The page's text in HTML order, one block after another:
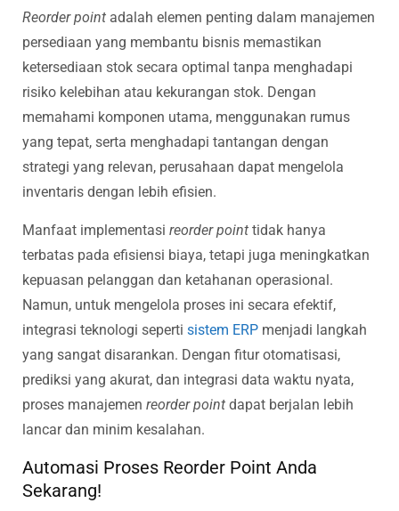
Reorder point adalah elemen penting dalam manajemen
persediaan yang membantu bisnis memastikan
ketersediaan stok secara optimal tanpa menghadapi
risiko kelebihan atau kekurangan stok. Dengan
memahami komponen utama, menggunakan rumus
yang tepat, serta menghadapi tantangan dengan
strategi yang relevan, perusahaan dapat mengelola
inventaris dengan lebih efisien.
Manfaat implementasi reorder point tidak hanya
terbatas pada efisiensi biaya, tetapi juga meningkatkan
kepuasan pelanggan dan ketahanan operasional.
Namun, untuk mengelola proses ini secara efektif,
integrasi teknologi seperti sistem ERP menjadi langkah
yang sangat disarankan. Dengan fitur otomatisasi,
prediksi yang akurat, dan integrasi data waktu nyata,
proses manajemen reorder point dapat berjalan lebih
lancar dan minim kesalahan.
Automasi Proses Reorder Point Anda
Sekarang!